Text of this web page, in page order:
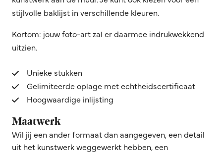
stijlvolle baklijst in verschillende kleuren.
Kortom: jouw foto-art zal er daarmee indrukwekkend
uitzien.
Unieke stukken
Gelimiteerde oplage met echtheidscertificaat
Hoogwaardige inlijsting
Maatwerk
Wil jij een ander formaat dan aangegeven, een detail
uit het kunstwerk weggewerkt hebben, een